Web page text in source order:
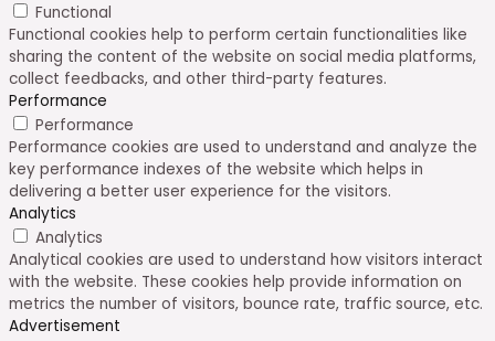
Functional
Functional cookies help to perform certain functionalities like
sharing the content of the website on social media platforms,
collect feedbacks, and other third-party features.
Performance
Performance
Performance cookies are used to understand and analyze the
key performance indexes of the website which helps in
delivering a better user experience for the visitors.
Analytics
Analytics
Analytical cookies are used to understand how visitors interact
with the website. These cookies help provide information on
metrics the number of visitors, bounce rate, traffic source, etc.
Advertisement